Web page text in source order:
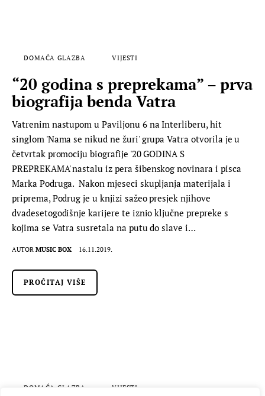
DOMAĆA GLAZBA VIJESTI
“20 godina s preprekama” – prva
biografija benda Vatra
Vatrenim nastupom u Paviljonu 6 na Interliberu, hit
singlom 'Nama se nikud ne žuri' grupa Vatra otvorila je u
četvrtak promociju biografije '20 GODINA S
PREPREKAMA' nastalu iz pera šibenskog novinara i pisca
Marka Podruga. Nakon mjeseci skupljanja materijala i
priprema, Podrug je u knjizi sažeo presjek njihove
dvadesetogodišnje karijere te iznio ključne prepreke s
kojima se Vatra susretala na putu do slave i…
AUTOR MUSIC BOX 16.11.2019.
PROČITAJ VIŠE
DOMAĆA GLAZBA VIJESTI